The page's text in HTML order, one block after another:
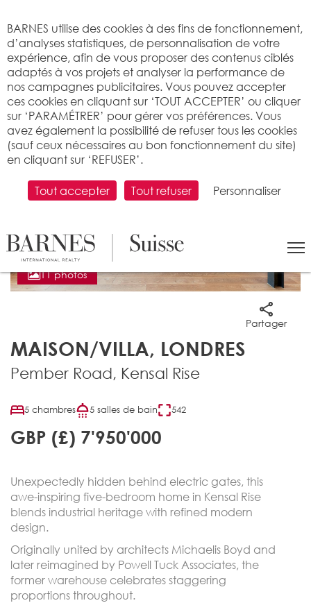
11 photos
MAISON/VILLA, LONDRES
Partager
Pember Road, Kensal Rise
5 chambres 5 salles de bain 542
GBP (£) 7'950'000
Unexpectedly hidden behind electric gates, this
awe-inspiring five-bedroom home in Kensal Rise
blends industrial heritage with refined modern
design.
Originally united by architects Michaelis Boyd and
later reimagined by Powell Tuck Associates, the
former warehouse celebrates staggering
proportions throughout.
BARNES utilise des cookies à des fins de fonctionnement,
d’analyses statistiques, de personnalisation de votre
expérience, afin de vous proposer des contenus ciblés
adaptés à vos projets et analyser la performance de
nos campagnes publicitaires. Vous pouvez accepter
ces cookies en cliquant sur ‘TOUT ACCEPTER’ ou cliquer
sur ‘PARAMÉTRER’ pour gérer vos préférences. Vous
avez également la possibilité de refuser tous les cookies
(sauf ceux nécessaires au bon fonctionnement du site)
en cliquant sur ‘REFUSER’.
Tout accepter Tout refuser Personnaliser